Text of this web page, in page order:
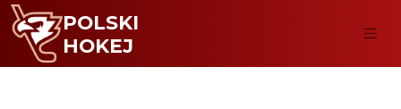
POLSKI
HOKEJ